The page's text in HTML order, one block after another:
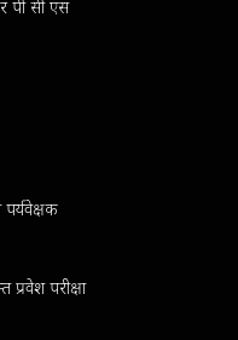
पी सी एस
प्रवेश परीक्षा